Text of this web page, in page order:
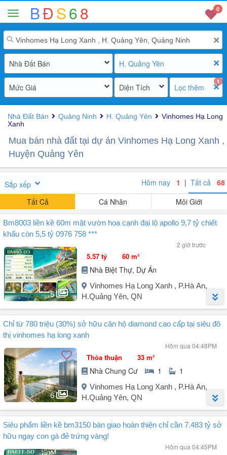
BĐS68 0
Nhà Đất Bán H. Quảng Yên
Mức Giá Diện Tích
1
Lọc thêm
Nhà Đất Bán Quảng Ninh H. Quảng Yên
Vinhomes Hạ Long
Xanh
Mua bán nhà đất tại dự án Vinhomes Hạ Long Xanh ,
Huyện Quảng Yên
Sắp xếp Hôm nay 1 | Tất cả 68
Tất Cả
Cá Nhân Môi Giới
Bm8003 liền kề 60m mặt vườn hoa cạnh đại lộ apollo 9,7 tỷ chiết
khấu còn 5,5 tỷ 0976 758 ***
2 giờ trước
5
5.57 tỷ 60 m²
Nhà Biệt Thự, Dự Án
Vinhomes Hạ Long Xanh , P.Hà An,
H.Quảng Yên, QN
Người đăng: La Hải(8 tin đăng)
Căn BM80-03 vị trí cạnh trục đại lộ 60m cách vườn hoa 4 căn di
Giá niêm yết 9 tỷ 758tr
Chiết khấu thanh toán sớm: 7,5%: 700tr
Về ở sớm giảm 10%: 818tr
Áp voucher chi ân giảm tối đa 30%: 2 tỷ 545tr
Giá sau trừ tất cả chiết khấu còn: 5 tỷ 573 triệu
Hải để được tư vấn chi tiết
Liên hệ: E ...
Chỉ từ 780 triệu (30%) sở hữu căn hộ diamond cao cấp tại siêu đô
thị vinhomes hạ long xanh
Hôm qua 04:48PM
6
Thỏa thuận 33 m²
Nhà Chung Cư 1 1
Vinhomes Hạ Long Xanh , P.Hà An,
H.Quảng Yên, QN
Người đăng: Thành Đạt Lê(11 tin đăng)
Chỉ từ 780 triệu sở hữu căn hộ Diamond cao cấp tại siêu đô thị
Siêu phẩm liền kề bm3150 bàn giao hoàn thiện chỉ cần 7.483 tỷ sở
hữu ngay con gà đẻ trứng vàng!
Hôm qua 04:45PM